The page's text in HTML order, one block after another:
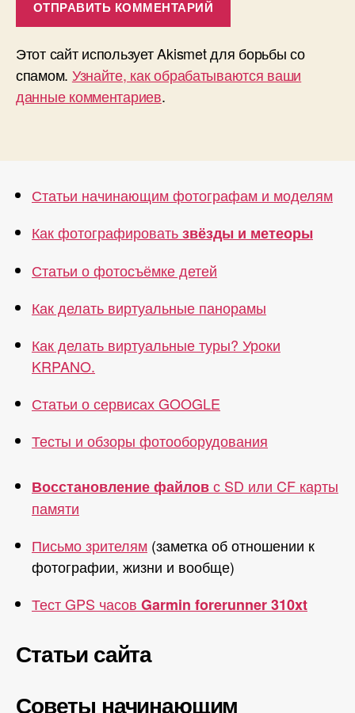
Этот сайт использует Akismet для борьбы со
спамом. Узнайте, как обрабатываются ваши
данные комментариев.
Статьи начинающим фотографам и моделям
Как фотографироватьзвёзды и метеоры
Статьи о фотосъёмке детей
Как делать виртуальные панорамы
Как делать виртуальные туры? Уроки
KRPANO.
Статьи о сервисах GOOGLE
Тесты и обзоры фотооборудования
Восстановление файловс SD или CF карты
памяти
Письмо зрителям (заметка об отношении к
фотографии, жизни и вообще)
Тест GPS часов Garmin forerunner 310xt
Статьи сайта
Советы начинающим